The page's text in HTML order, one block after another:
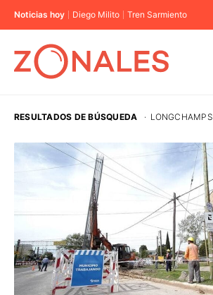
Noticias hoy Diego Milito Tren Sarmiento
CABA
ELECCIONES 2023
RESULTADOS DE BÚSQUEDA · LONGCHAMPS